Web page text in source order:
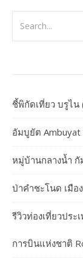
ชี้พิกัดเที่ยว บรูไน
อัมบูยัต Ambuyat
หมู่บ้านกลางน้ำ กั
ป่าคำชะโนด เมื
รีวิวท่องเที่ยวประ
การบินแห่งชาติ